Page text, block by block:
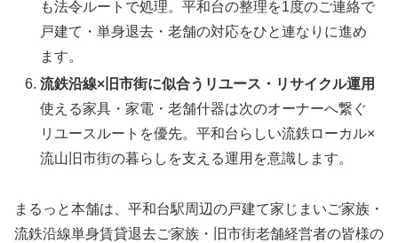
も法令ルートで処理。平和台の整理を1度のご連絡で
戸建て・単身退去・老舗の対応をひと連なりに進め
ます。
流鉄沿線×旧市街に似合うリユース・リサイクル運用
使える家具・家電・老舗什器は次のオーナーへ繋ぐ
リユースルートを優先。平和台らしい流鉄ローカル×
流山旧市街の暮らしを支える運用を意識します。
まるっと本舗は、平和台駅周辺の戸建て家じまいご家族・
流鉄沿線単身賃貸退去ご家族・旧市街老舗経営者の皆様の